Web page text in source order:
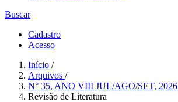
Buscar
Cadastro
Acesso
Início /
Arquivos /
N° 35, ANO VIII JUL/AGO/SET, 2026
Revisão de Literatura